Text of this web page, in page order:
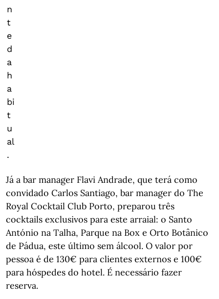
n
t
e
d
a
h
a
bi
t
u
al
.
Já a bar manager Flavi Andrade, que terá como
convidado Carlos Santiago, bar manager do The
Royal Cocktail Club Porto, preparou três
cocktails exclusivos para este arraial: o Santo
António na Talha, Parque na Box e Orto Botânico
de Pádua, este último sem álcool. O valor por
pessoa é de 130€ para clientes externos e 100€
para hóspedes do hotel. É necessário fazer
reserva.